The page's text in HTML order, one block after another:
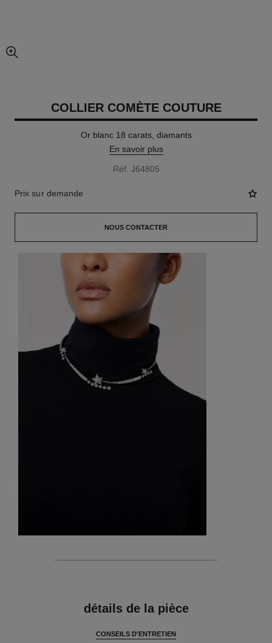
agrandissement
COLLIER COMÈTE COUTURE
Or blanc 18 carats, diamants
En savoir plus
Réf. J64805
Prix sur demande
NOUS CONTACTER
détails de la pièce
CONSEILS D'ENTRETIEN